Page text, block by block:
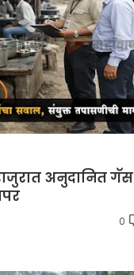
अनुदानित गॅस
0